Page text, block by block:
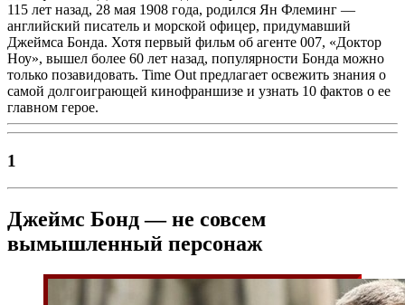
115 лет назад, 28 мая 1908 года, родился Ян Флеминг —
английский писатель и морской офицер, придумавший
Джеймса Бонда. Хотя первый фильм об агенте 007, «Доктор
Ноу», вышел более 60 лет назад, популярности Бонда можно
только позавидовать. Time Out предлагает освежить знания о
самой долгоиграющей кинофраншизе и узнать 10 фактов о ее
главном герое.
1
Джеймс Бонд — не совсем
вымышленный персонаж